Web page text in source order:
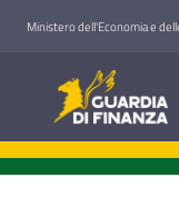
Ministero dell'Economia e
Guardia di
Guardia di